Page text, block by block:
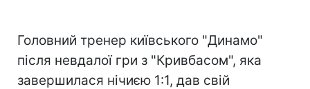
Головний тренер київського "Динамо"
після невдалої гри з "Кривбасом", яка
завершилася нічиєю 1:1, дав свій